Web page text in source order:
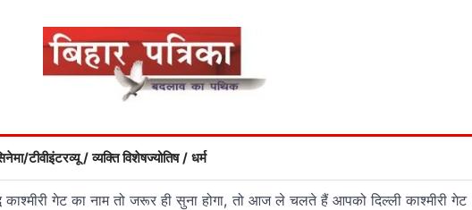
टीवीइंटरव्यू / व्यक्ति विशेषज्योतिष / धर्म
गेट का नाम तो जरूर ही सुना होगा, तो आज ले चलते हैं आपको दिल्ली काश्मीरी गेट